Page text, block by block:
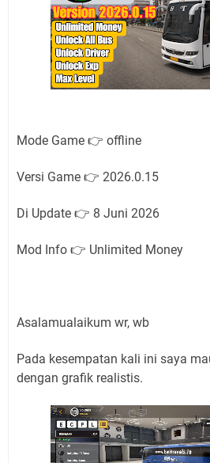
Mode Game 👉 offline
Versi Game 👉 2026.0.15
Di Update 👉 8 Juni 2026
Mod Info 👉 Unlimited Money
Asalamualaikum wr, wb
Pada kesempatan kali ini saya
dengan grafik realistis.